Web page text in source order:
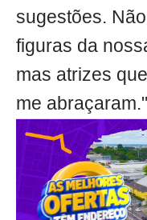
sugestões.
figuras da
mas atrizes
me abraçaram."